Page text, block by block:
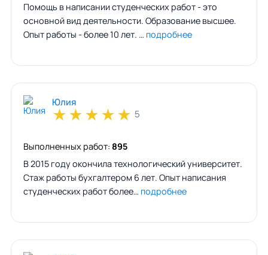
Помощь в написании студенческих работ - это
основной вид деятельности. Образование высшее.
Опыт работы - более 10 лет. … подробнее
Юлия
★★★★★ 5
Выполненных работ: 895
В 2015 году окончила технологический университет.
Стаж работы бухгалтером 6 лет. Опыт написания
студенческих работ более… подробнее